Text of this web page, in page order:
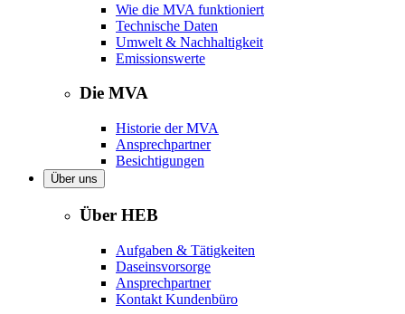
Wie die MVA funktioniert
Technische Daten
Umwelt & Nachhaltigkeit
Emissionswerte
Die MVA
Historie der MVA
Ansprechpartner
Besichtigungen
Über uns
Über HEB
Aufgaben & Tätigkeiten
Daseinsvorsorge
Ansprechpartner
Kontakt Kundenbüro